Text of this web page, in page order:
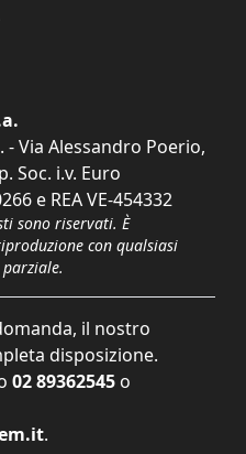
Via Alessandro Poerio,
Soc. i.v. Euro
e REA VE-454332
sono riservati. È
con qualsiasi
il nostro
disposizione.
02 89362545 o
.